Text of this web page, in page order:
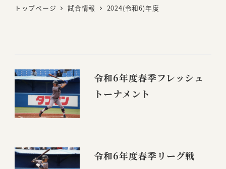
トップページ 試合情報 2024(令和6)年度
令和6年度春季フレッシュ
トーナメント
令和6年度春季リーグ戦